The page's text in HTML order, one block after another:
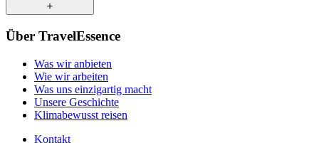
Was uns einzigartig macht
Klimabewusst reisen
Kontakt
Karriere
Unsere Reiseexperten
Unsere Kunden
Über TravelEssence
Was wir anbieten
Wie wir arbeiten
Was uns einzigartig macht
Unsere Geschichte
Klimabewusst reisen
Kontakt